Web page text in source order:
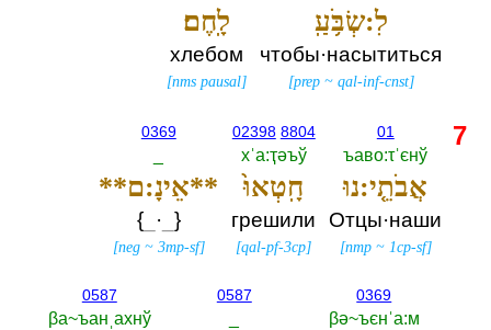
לִ:שְׂבֹּ֥עַֽ
чтобы·насытиться
[prep~ qal-inf-cnst]
לָֽחֶם׃
хлебом
[nms pausal]
01
ъаво:τˈєнў
אֲבֹתֵ֤י:נוּ
Отцы·наши
[nmp~ 1cp-sf]
02398 8804
хˈа:ҭәъў
חָֽטְאוּ֙
грешили
[qal-pf-3cp]
0369
**אֵינָ:ם**
{‎_ · ‎}
[neg~ 3mp-sf]
0369
βә~ъєнˈа:м
0587
0587
βа~ъанˌахнў
7